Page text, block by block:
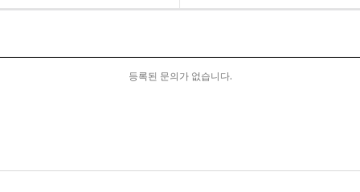
등록된 문의가 없습니다.